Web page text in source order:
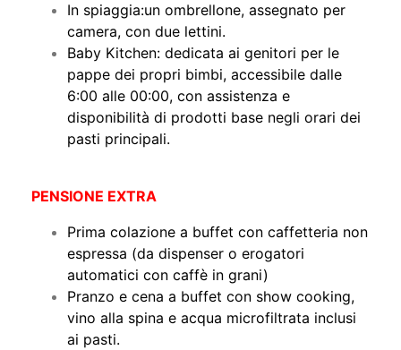
In spiaggia:un ombrellone, assegnato per
camera, con due lettini.
Baby Kitchen: dedicata ai genitori per le
pappe dei propri bimbi, accessibile dalle
6:00 alle 00:00, con assistenza e
disponibilità di prodotti base negli orari dei
pasti principali.
PENSIONE EXTRA
Prima colazione a buffet con caffetteria non
espressa (da dispenser o erogatori
automatici con caffè in grani)
Pranzo e cena a buffet con show cooking,
vino alla spina e acqua microfiltrata inclusi
ai pasti.